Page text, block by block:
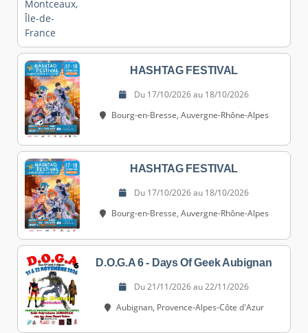
HASHTAG FESTIVAL
Du 17/10/2026 au 18/10/2026
Bourg-en-Bresse, Auvergne-Rhône-Alpes
HASHTAG FESTIVAL
Du 17/10/2026 au 18/10/2026
Bourg-en-Bresse, Auvergne-Rhône-Alpes
D.O.G.A 6 - Days Of Geek Aubignan
Du 21/11/2026 au 22/11/2026
Aubignan, Provence-Alpes-Côte d'Azur